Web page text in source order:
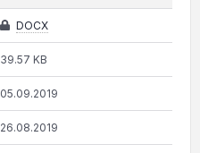
DOCX
39.57 KB
05.09.2019
26.08.2019